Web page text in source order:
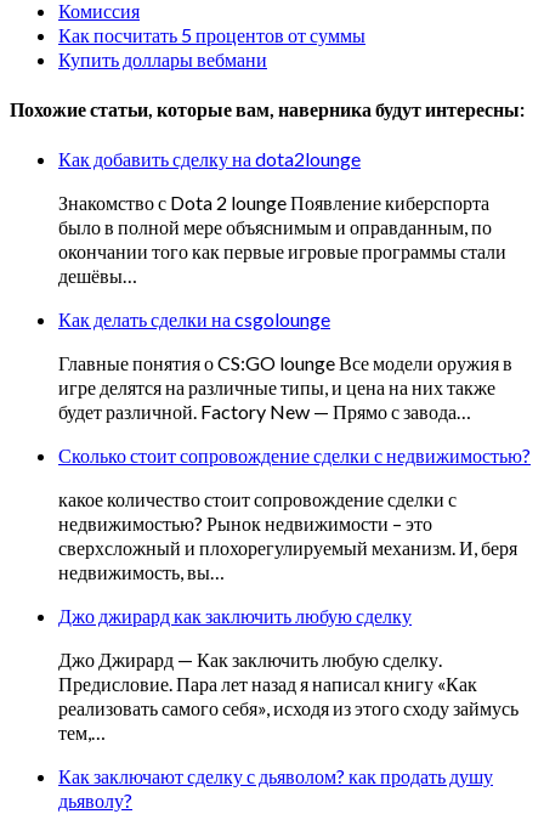
Комиссия
Как посчитать 5 процентов от суммы
Купить доллары вебмани
Похожие статьи, которые вам, наверника будут интересны:
Как добавить сделку на dota2lounge
Знакомство с Dota 2 lounge Появление киберспорта
было в полной мере объяснимым и оправданным, по
окончании того как первые игровые программы стали
дешёвы…
Как делать сделки на csgolounge
Главные понятия о CS:GO lounge Все модели оружия в
игре делятся на различные типы, и цена на них также
будет различной. Factory New — Прямо с завода…
Сколько стоит сопровождение сделки с недвижимостью?
какое количество стоит сопровождение сделки с
недвижимостью? Рынок недвижимости – это
сверхсложный и плохорегулируемый механизм. И, беря
недвижимость, вы…
Джо джирард как заключить любую сделку
Джо Джирард — Как заключить любую сделку.
Предисловие. Пара лет назад я написал книгу «Как
реализовать самого себя», исходя из этого сходу займусь
тем,…
Как заключают сделку с дьяволом? как продать душу
дьяволу?